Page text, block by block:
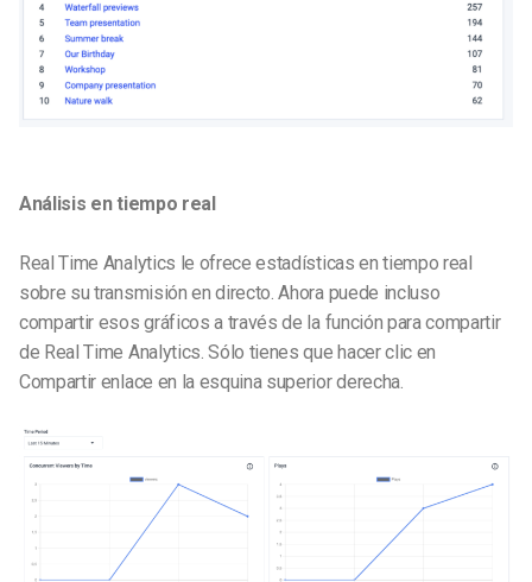
Análisis en tiempo real
Real Time Analytics le ofrece estadísticas en tiempo real
sobre su transmisión en directo. Ahora puede incluso
compartir esos gráficos a través de la función para compartir
de Real Time Analytics. Sólo tienes que hacer clic en
Compartir enlace en la esquina superior derecha.